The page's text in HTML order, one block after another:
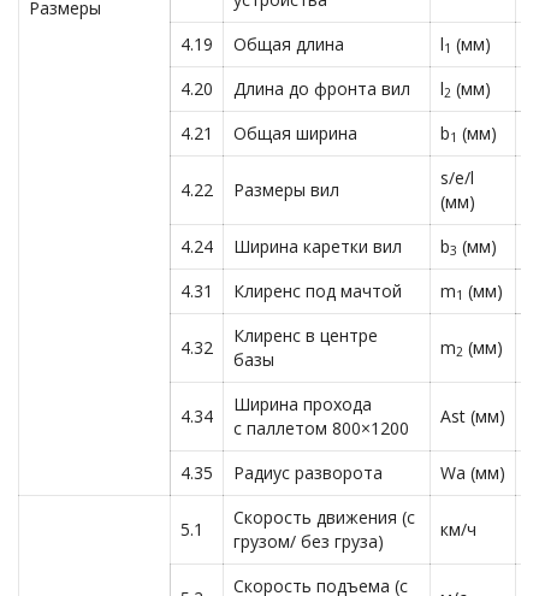
Размеры
4.19 Общая длина l1 (мм)
4.20
Длина до фронта вил l2 (мм)
4.21
Общая ширина b1 (мм)
4.22 Размеры вил
s/e/l
(мм)
4.24 Ширина каретки вил b3 (мм)
4.31
Клиренс под мачтой m1 (мм)
4.32
Клиренс в центре
базы
m2 (мм)
4.34
Ширина прохода
с паллетом 800×1200
Ast (мм)
4.35 Радиус разворота Wa (мм)
5.1
Скорость движения (с
грузом/ без груза)
км/ч
Скорость подъема (с